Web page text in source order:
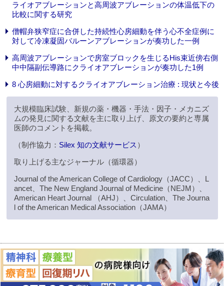
ライオアブレーションと高周波アブレーションの体温低下の
比較に関する研究
僧帽弁狭窄症に合併した持続性心房細動を伴う心不全症例に
対して冷凍凝固バルーンアブレーションが奏功した一例
高周波アブレーションで房室ブロックを生じるHis束近傍右側
中中隔副伝導路にクライオアブレーションが奏功した1例
8 心房細動に対するクライオアブレーション治療 : 現状と今後
大規模臨床試験、新規の薬・機器・手法・因子・メカニズ
ムの発見に関する文献を主に取り上げ、原文の要約と専属
医師のコメントを掲載。
（制作協力： Silex 知の文献サービス ）
取り上げる主なジャーナル（循環器）
Journal of the American College of Cardiology（JACC）、L
ancet、The New England Journal of Medicine（NEJM）、
American Heart Journal （AHJ）、Circulation、The Journa
l of the American Medical Association（JAMA）